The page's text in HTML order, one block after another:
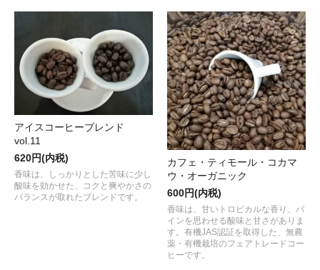
アイスコーヒーブレンド
vol.11
620円(内税)
香味は、しっかりとした苦味に少し
酸味を効かせた、コクと爽やかさの
バランスが取れたブレンドです。
カフェ・ティモール・コカマ
ウ・オーガニック
600円(内税)
香味は、甘いトロピカルな香り、パ
インを思わせる酸味と甘さがありま
す。有機JAS認証を取得した、無農
薬・有機栽培のフェアトレードコー
ヒーです。